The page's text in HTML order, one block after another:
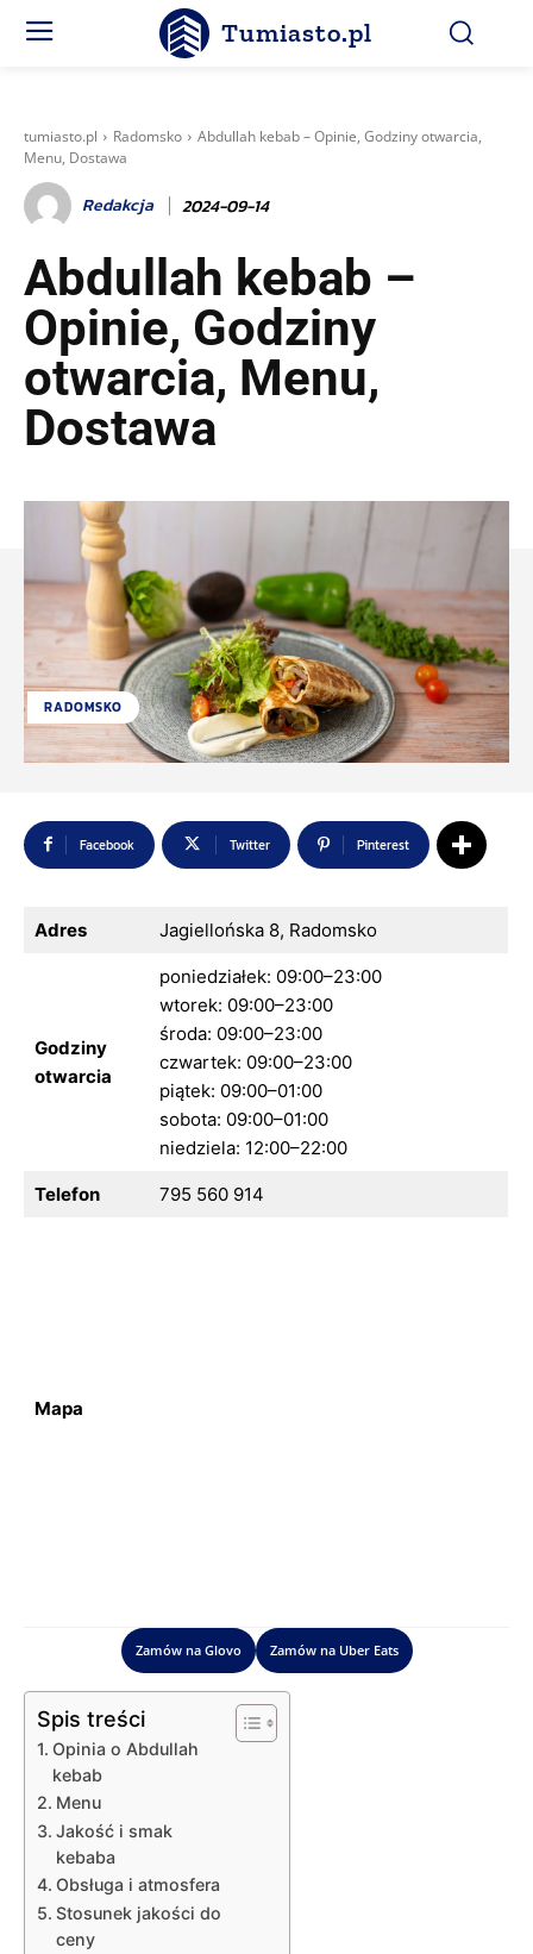
Tumiasto.pl
tumiasto.pl Radomsko
Abdullah kebab – Opinie, Godziny otwarcia,
Menu, Dostawa
Redakcja 2024-09-14
Abdullah kebab –
Opinie, Godziny
otwarcia, Menu,
Dostawa
RADOMSKO
Facebook Twitter Pinterest
Adres Jagiellońska 8, Radomsko
Godziny
otwarcia
poniedziałek: 09:00–23:00
wtorek: 09:00–23:00
środa: 09:00–23:00
czwartek: 09:00–23:00
piątek: 09:00–01:00
sobota: 09:00–01:00
niedziela: 12:00–22:00
Telefon 795 560 914
Mapa
Zamów na Glovo Zamów na Uber Eats
Spis treści
Opinia o Abdullah
kebab
Menu
Jakość i smak
kebaba
Obsługa i atmosfera
Stosunek jakości do
ceny